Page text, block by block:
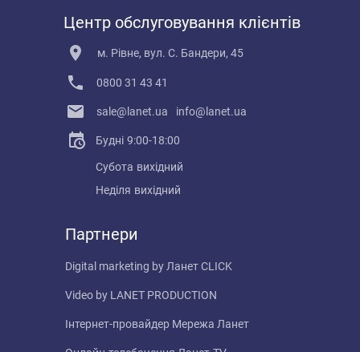
Центр обслуговування клієнтів
м. Рівне, вул. С. Бандери, 45
0800 31 43 41
sale@lanet.ua info@lanet.ua
Будні 9:00-18:00
Субота вихідний
Неділя вихідний
Партнери
Digital marketing by Ланет CLICK
Video by LANET PRODUCTION
Інтернет-провайдер Мережа Ланет